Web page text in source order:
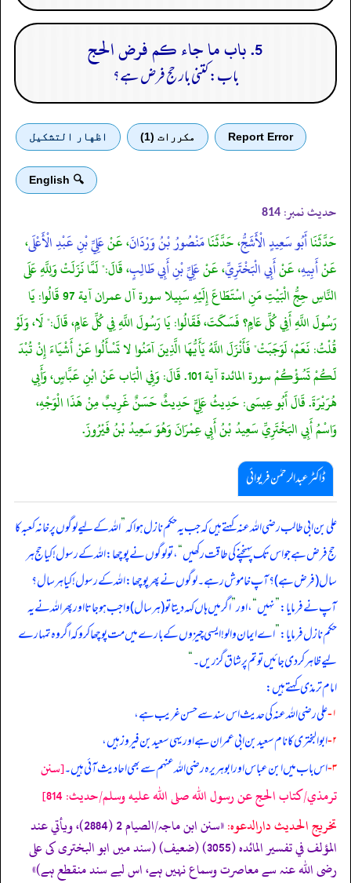
5. باب ما جاء كم فرض الحج
باب: کتنی بار حج فرض ہے؟
Report Error مكررات (1) اظهار التشكيل
🔍 English
حدیث نمبر: 814
حَدَّثَنَاأَبُو سَعِيدٍ الْأَشَجُّ، حَدَّثَنَامَنْصُورُ بْنُ وَرْدَانَ، عَنْعَلِيِّ بْنِ عَبْدِ الْأَعْلَى،
عَنْأَبِيهِ، عَنْأَبِي الْبَخْتَرِيِّ، عَنْعَلِيِّ بْنِ أَبِي طَالِبٍ، قَالَ:" لَمَّا نَزَلَتْ وَلِلَّهِ عَلَى
النَّاسِ حِجُّ الْبَيْتِ مَنِ اسْتَطَاعَ إِلَيْهِ سَبِيلا سورة آل عمران آية 97 قَالُوا: يَا
رَسُولَ اللَّهِ أَفِي كُلِّ عَامٍ؟ فَسَكَتَ، فَقَالُوا: يَا رَسُولَ اللَّهِ فِي كُلِّ عَامٍ، قَالَ:" لَا، وَلَوْ
قُلْتُ: نَعَمْ، لَوَجَبَتْ" فَأَنْزَلَ اللَّهُ يَأَيُّهَا الَّذِينَ آمَنُوا لا تَسْأَلُوا عَنْ أَشْيَاءَ إِنْ تُبْدَ
لَكُمْ تَسُؤْكُمْ سورة المائدة آية 101. قَالَ: وَفِي الْبَاب عَنْ ابْنِ عَبَّاسٍ، وَأَبِي
هُرَيْرَةَ. قَالَ أَبُو عِيسَى: حَدِيثُ عَلِيٍّ حَدِيثٌ حَسَنٌ غَرِيبٌ مِنْ هَذَا الْوَجْهِ،
وَاسْمُ أَبِي البَخْتَرِيِّ سَعِيدُ بْنُ أَبِي عِمْرَانَ وَهُوَ سَعِيدُ بْنُ فَيْرُوزَ.
ڈاکٹر عبدالرحمٰن فریوائی
علی بن ابی طالب رضی الله عنہ کہتے ہیں کہجب یہ حکم نازل ہوا کہ”اللہ کے لیے لوگوں پر خانہ کعبہ کا
حج فرض ہے جو اس تک پہنچنے کی طاقت رکھیں“، تو لوگوں نے پوچھا: اللہ کے رسول! کیا حج ہر
سال (فرض ہے)؟ آپ خاموش رہے۔ لوگوں نے پھر پوچھا: اللہ کے رسول! کیا ہر سال؟
آپ نے فرمایا:”نہیں“، اور”اگر میں ہاں کہہ دیتا تو (ہر سال) واجب ہو جاتا اور پھر اللہ نے یہ
حکم نازل فرمایا:”اے ایمان والو! ایسی چیزوں کے بارے میں مت پوچھا کرو کہ اگر وہ تمہارے
لیے ظاہر کر دی جائیں تو تم پر شاق گزریں۔‏‏‏‏“
امام ترمذی کہتے ہیں:
۱- علی رضی الله عنہ کی حدیث اس سند سے حسن غریب ہے،
۲- ابوالبختری کا نام سعید بن ابی عمران ہے اور یہی سعید بن فیروز ہیں،
۳- اس باب میں ابن عباس اور ابوہریرہ رضی الله عنہم سے بھی احادیث آئی ہیں۔[سنن
ترمذي/كتاب الحج عن رسول الله صلى الله عليه وسلم/حدیث: 814]
تخریج الحدیث دارالدعوہ:
«سنن ابن ماجہ/الصیام 2 (2884)، ویأتي عند
المؤلف في تفسیر المائدہ (3055) (ضعیف) (سند میں ابو البختری کی علی
رضی الله عنہ سے معاصرت وسماع نہیں ہے، اس لیے سند منقطع ہے)»